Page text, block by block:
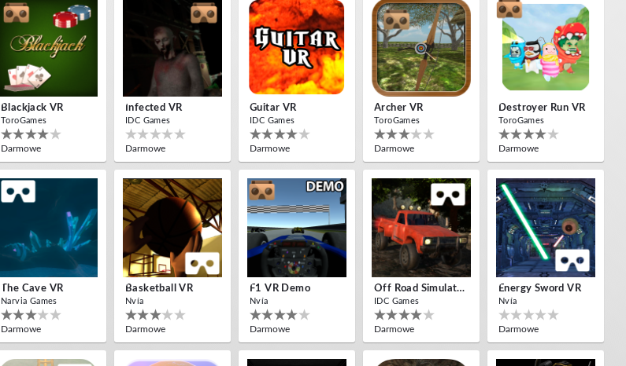
Blackjack VR
ToroGames
Darmowe
Infected VR
IDC Games
Darmowe
Guitar VR
IDC Games
Darmowe
Archer VR
ToroGames
Darmowe
Destroyer Run VR
ToroGames
Darmowe
The Cave VR
Narvia Games
Darmowe
Basketball VR
Nvía
Darmowe
F1 VR Demo
Nvía
Darmowe
Off Road Simulator VR
IDC Games
Darmowe
Energy Sword VR
Nvía
Darmowe